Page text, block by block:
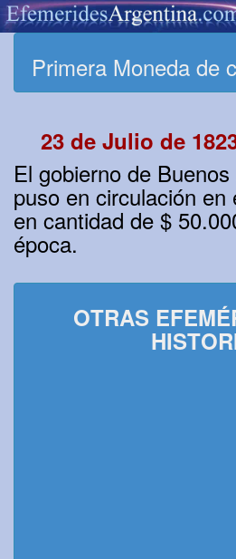
Primera Moneda de
23 de Julio de
El gobierno de
puso en circulación en
en cantidad de $
época.
OTRAS